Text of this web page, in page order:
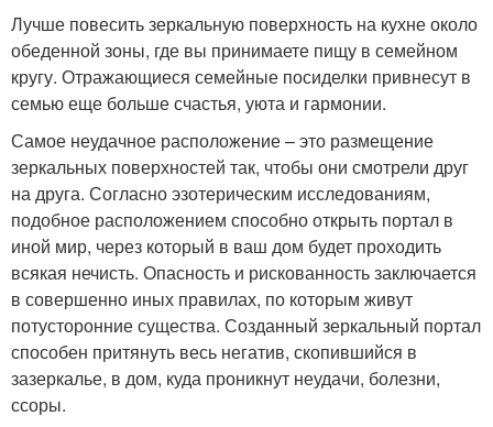
Лучше повесить зеркальную поверхность на кухне около
обеденной зоны, где вы принимаете пищу в семейном
кругу. Отражающиеся семейные посиделки привнесут в
семью еще больше счастья, уюта и гармонии.
Самое неудачное расположение – это размещение
зеркальных поверхностей так, чтобы они смотрели друг
на друга. Согласно эзотерическим исследованиям,
подобное расположением способно открыть портал в
иной мир, через который в ваш дом будет проходить
всякая нечисть. Опасность и рискованность заключается
в совершенно иных правилах, по которым живут
потусторонние существа. Созданный зеркальный портал
способен притянуть весь негатив, скопившийся в
зазеркалье, в дом, куда проникнут неудачи, болезни,
ссоры.